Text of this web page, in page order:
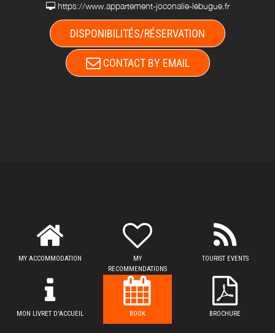
https://www.appartement-joconalie-lebugue.fr
DISPONIBILITÉS/RÉSERVATION
CONTACT BY EMAIL
MY ACCOMMODATION
MY
RECOMMENDATIONS
TOURIST EVENTS
MON LIVRET D'ACCUEIL BOOK BROCHURE